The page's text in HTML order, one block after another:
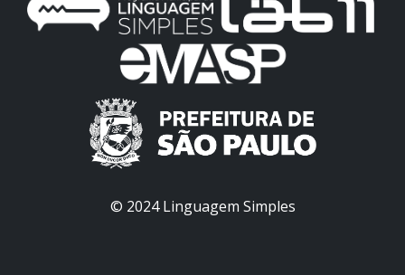
© 2024 Linguagem Simples